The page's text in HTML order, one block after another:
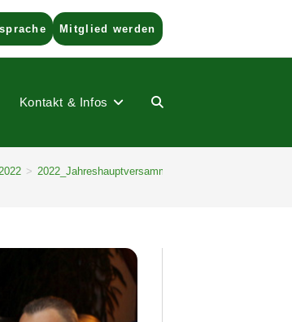
Mitglied werden
Kontakt & Infos Website-
> 2022_Jahreshauptversammlung (17)